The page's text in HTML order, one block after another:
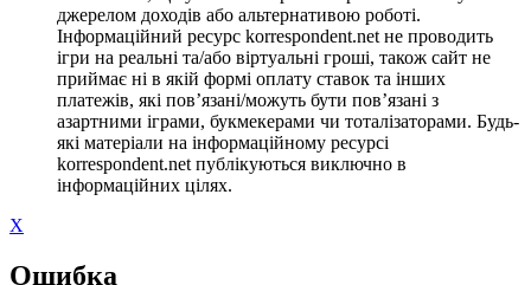
джерелом доходів або альтернативою роботі.
Інформаційний ресурс korrespondent.net не проводить
ігри на реальні та/або віртуальні гроші, також сайт не
приймає ні в якій формі оплату ставок та інших
платежів, які пов’язані/можуть бути пов’язані з
азартними іграми, букмекерами чи тоталізаторами. Будь-
які матеріали на інформаційному ресурсі
korrespondent.net публікуються виключно в
інформаційних цілях.
X
Ошибка